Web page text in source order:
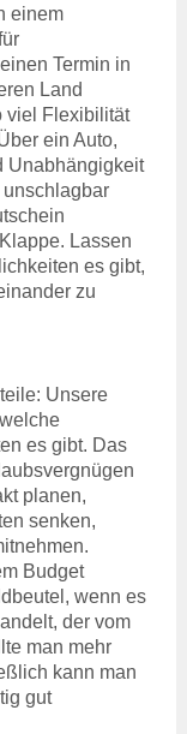
einem
Termin in
Land
viel Flexibilität
ein Auto,
Unabhängigkeit
Lassen
es gibt,
zu
Unsere
es gibt. Das
planen,
senken,
Budget
wenn es
der vom
man mehr
kann man
gut